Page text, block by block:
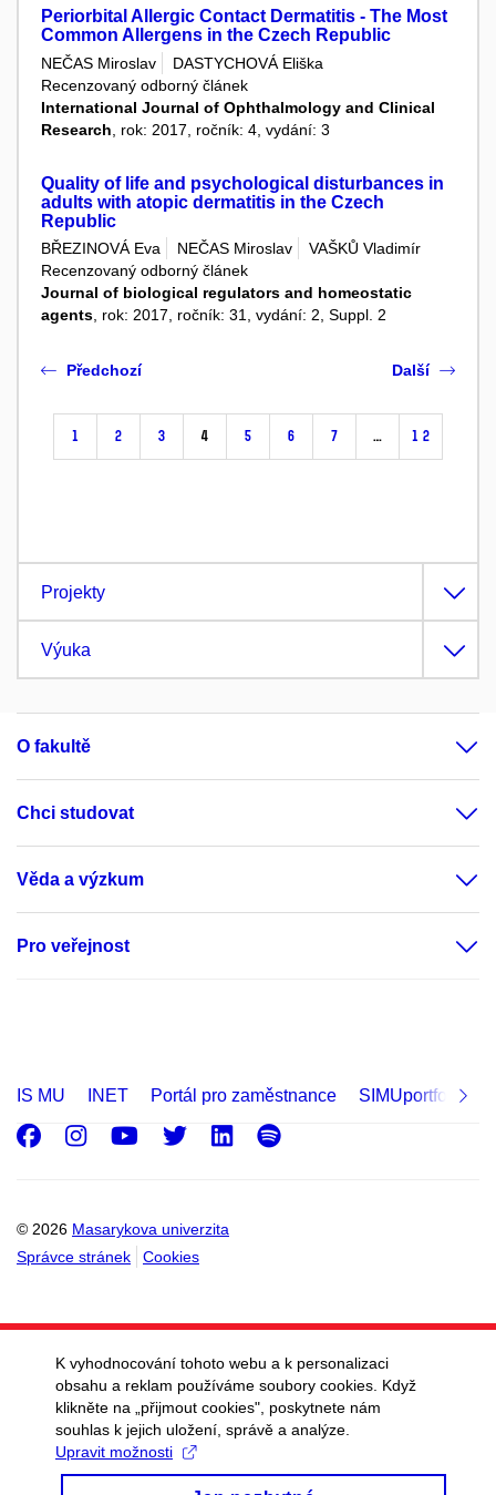
Periorbital Allergic Contact Dermatitis - The Most
Common Allergens in the Czech Republic
NEČAS Miroslav
DASTYCHOVÁ Eliška
Recenzovaný odborný článek
International Journal of Ophthalmology and Clinical
Research , rok: 2017, ročník: 4, vydání: 3
Quality of life and psychological disturbances in
adults with atopic dermatitis in the Czech
Republic
BŘEZINOVÁ Eva NEČAS Miroslav
VAŠKŮ Vladimír
Recenzovaný odborný článek
Journal of biological regulators and homeostatic
agents , rok: 2017, ročník: 31, vydání: 2, Suppl. 2
Předchozí
1 2 3 4 5 6 7 … 12
Další
Projekty
Výuka
O fakultě
Chci studovat
Věda a výzkum
Pro veřejnost
IS MU INET Portál pro zaměstnance SIMUportfolio
© 2026 Masarykova univerzita
Správce stránek
Cookies
Facebook
Instagram
Youtube
Twitter
LinkedIn
Spotify
K vyhodnocování tohoto webu a k personalizaci
obsahu a reklam používáme soubory cookies. Když
klikněte na „přijmout cookies", poskytnete nám
souhlas k jejich uložení, správě a analýze.
Upravit možnosti